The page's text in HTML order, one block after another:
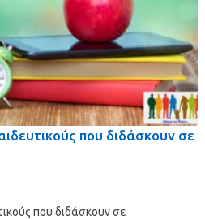
που διδάσκουν σε
που διδάσκουν σε